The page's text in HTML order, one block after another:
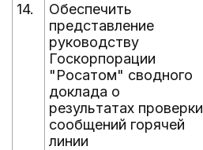
14.
Обеспечить
представление
руководству
Госкорпорации
"Росатом" сводного
доклада о
результатах проверки
сообщений горячей
линии